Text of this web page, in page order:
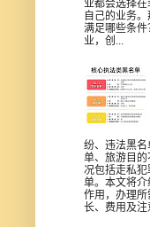
业都会选择
自己的业务
满足哪些条件
业，创...
纷、违法黑
单、旅游目
况包括走私
单。本文将
作用，办理
长、费用及注